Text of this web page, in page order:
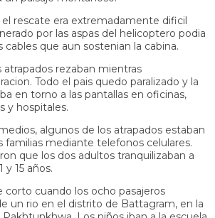
rescate era extremadamente dificil
por las aspas del helicoptero podia
cables que aun sostenian la cabina.
atrapados rezaban mientras
Todo el pais quedo paralizado y la
en torno a las pantallas en oficinas,
y hospitales.
algunos de los atrapados estaban
familias mediante telefonos celulares.
que los dos adultos tranquilizaban a
y 15 años.
corto cuando los ocho pasajeros
un rio en el distrito de Battagram, en la